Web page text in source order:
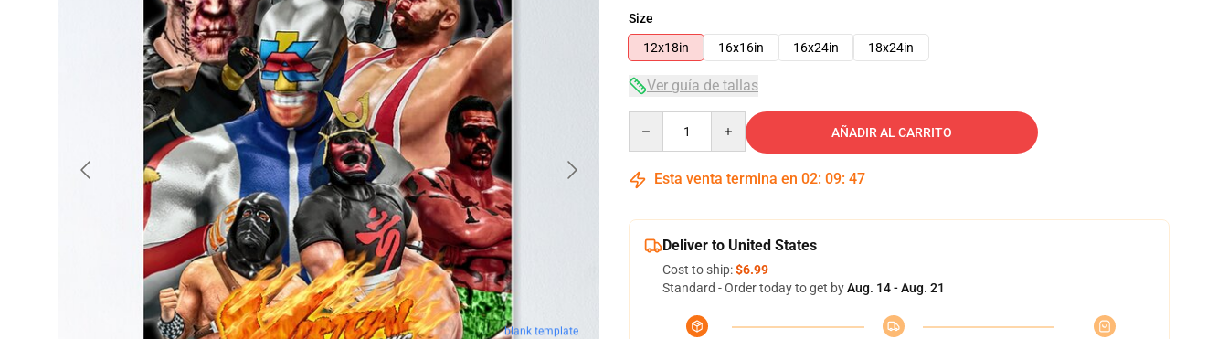
blank template
Size
12x18in
16x16in 16x24in 18x24in
Ver guía de tallas
AÑADIR AL CARRITO
Esta venta termina en 02: 09: 46
Deliver to United States
Cost to ship:$6.99
Standard - Order today to get byAug. 14 - Aug. 21